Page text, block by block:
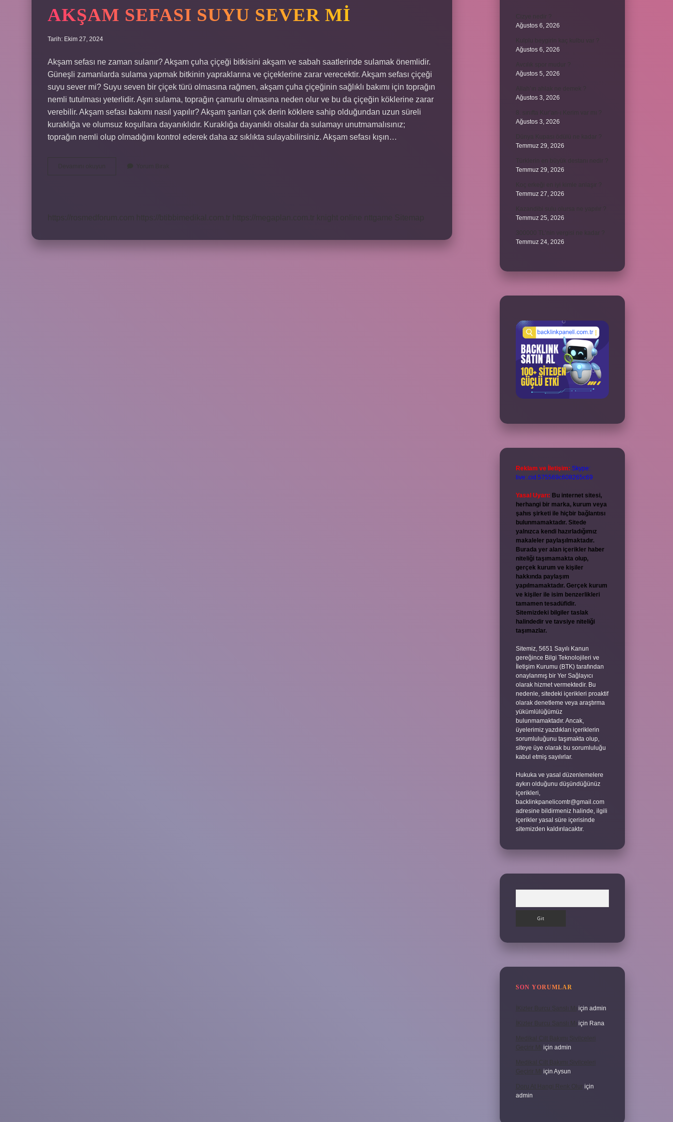
AKŞAM SEFASI SUYU SEVER MI
Tarih: Ekim 27, 2024
Akşam sefası ne zaman sulanır? Akşam çuha çiçeği bitkisini akşam ve sabah saatlerinde sulamak önemlidir.
Güneşli zamanlarda sulama yapmak bitkinin yapraklarına ve çiçeklerine zarar verecektir. Akşam sefası çiçeği
suyu sever mi? Suyu seven bir çiçek türü olmasına rağmen, akşam çuha çiçeğinin sağlıklı bakımı için toprağın
nemli tutulması yeterlidir. Aşırı sulama, toprağın çamurlu olmasına neden olur ve bu da çiçeğin köklerine zarar
verebilir. Akşam sefası bakımı nasıl yapılır? Akşam şanları çok derin köklere sahip olduğundan uzun süreli
kuraklığa ve olumsuz koşullara dayanıklıdır. Kuraklığa dayanıklı olsalar da sulamayı unutmamalısınız;
toprağın nemli olup olmadığını kontrol ederek daha az sıklıkta sulayabilirsiniz. Akşam sefası kışın…
Ağustos 6, 2026
Ağustos 6, 2026
Ağustos 5, 2026
Ağustos 3, 2026
Ağustos 3, 2026
Temmuz 29, 2026
Temmuz 29, 2026
Temmuz 27, 2026
Temmuz 25, 2026
Temmuz 24, 2026
Reklam ve İletişim: Skype:
live:.cid.575569c608265c69
Yasal Uyarı: Bu internet sitesi,
herhangi bir marka, kurum veya
şahıs şirketi ile hiçbir bağlantısı
bulunmamaktadır. Sitede
yalnızca kendi hazırladığımız
makaleler paylaşılmaktadır.
Burada yer alan içerikler haber
niteliği taşımamakta olup,
gerçek kurum ve kişiler
hakkında paylaşım
yapılmamaktadır. Gerçek kurum
ve kişiler ile isim benzerlikleri
tamamen tesadüfidir.
Sitemizdeki bilgiler taslak
halindedir ve tavsiye niteliği
taşımazlar.
Sitemiz, 5651 Sayılı Kanun
gereğince Bilgi Teknolojileri ve
İletişim Kurumu (BTK) tarafından
onaylanmış bir Yer Sağlayıcı
olarak hizmet vermektedir. Bu
nedenle, sitedeki içerikleri proaktif
olarak denetleme veya araştırma
yükümlülüğümüz
bulunmamaktadır. Ancak,
üyelerimiz yazdıkları içeriklerin
sorumluluğunu taşımakta olup,
siteye üye olarak bu sorumluluğu
kabul etmiş sayılırlar.
Hukuka ve yasal düzenlemelere
aykırı olduğunu düşündüğünüz
içerikleri,
backlinkpanelicomtr@gmail.com
adresine bildirmeniz halinde, ilgili
içerikler yasal süre içerisinde
sitemizden kaldırılacaktır.
SON YORUMLAR
İKizler Burcu Şanslı Mı için admin
İKizler Burcu Şanslı Mı için Rana
Medikal Cilt Bakımı Sivilceleri
Geçirir Mi için admin
Medikal Cilt Bakımı Sivilceleri
Geçirir Mi için Aysun
Doru At Hangi Renk Olur için
admin